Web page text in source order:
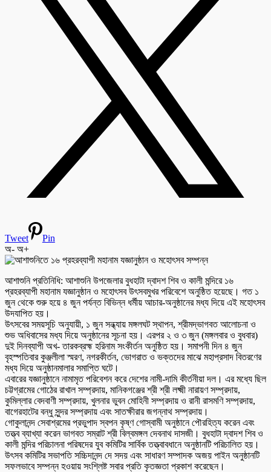
Tweet
Pin
অ- অ+
আশাশুনি প্রতিনিধি: আশাশুনি উপজেলার বুধহাটা দ্বাদশ শিব ও কালী মন্দিরে ১৬
প্রহরব্যাপী মহানাম যজ্ঞানুষ্ঠান ও মহোৎসব উৎসবমুখর পরিবেশে অনুষ্ঠিত হয়েছে। গত ১
জুন থেকে শুরু হয়ে ৪ জুন পর্যন্ত বিভিন্ন ধর্মীয় আচার-অনুষ্ঠানের মধ্য দিয়ে এই মহোৎসব
উদযাপিত হয়।
উৎসবের সময়সূচি অনুযায়ী, ১ জুন সন্ধ্যায় মঙ্গলঘট স্থাপন, শ্রীমদ্ভাগবত আলোচনা ও
শুভ অধিবাসের মধ্য দিয়ে অনুষ্ঠানের সূচনা হয়। এরপর ২ ও ৩ জুন (মঙ্গলবার ও বুধবার)
দুই দিনব্যাপী অখ- তারকব্রহ্ম হরিনাম সংকীর্তন অনুষ্ঠিত হয়। সমাপনী দিন ৪ জুন
বৃহস্পতিবার কুঞ্জলীলা স্মরণ, নগরকীর্তন, ভোগরাত ও ভক্তদের মাঝে মহাপ্রসাদ বিতরণের
মধ্য দিয়ে অনুষ্ঠানমালার সমাপ্তি ঘটে।
এবারের যজ্ঞানুষ্ঠানে নামামৃত পরিবেশন করে দেশের নামী-দামি কীর্তনীয়া দল। এর মধ্যে ছিল
চট্টগ্রামের গোঠের রাখাল সম্প্রদায়, মানিকগঞ্জের শ্রী শ্রী লক্ষ্মী নারায়ণ সম্প্রদায়,
কুমিল্লার বেদবাণী সম্প্রদায়, খুলনার ভুবন মোহিনী সম্প্রদায় ও রানী রাসমণি সম্প্রদায়,
বাগেরহাটের বন্ধু সুন্দর সম্প্রদায় এবং সাতক্ষীরার জগন্নাথ সম্প্রদায়।
গোকুলানন্দ সেবাশ্রমের প্রভুপাদ স্বপন কৃষ্ণ গোস্বামী অনুষ্ঠানে পৌরহিত্য করেন এবং
তত্ত্ব ব্যাখ্যা করেন ভাগবত সম্রাট শ্রী বিল্বমঙ্গল দেবনাথ দাসজী। বুধহাটা দ্বাদশ শিব ও
কালী মন্দির পরিচালনা পরিষদের যুব কমিটির সার্বিক তত্ত্বাবধানে অনুষ্ঠানটি পরিচালিত হয়।
উৎসব কমিটির সভাপতি সচ্চিদানন্দ দে সদয় এবং সাধারণ সম্পাদক অজয় পাইন অনুষ্ঠানটি
সফলভাবে সম্পন্ন হওয়ায় সংশ্লিষ্ট সবার প্রতি কৃতজ্ঞতা প্রকাশ করেছেন।